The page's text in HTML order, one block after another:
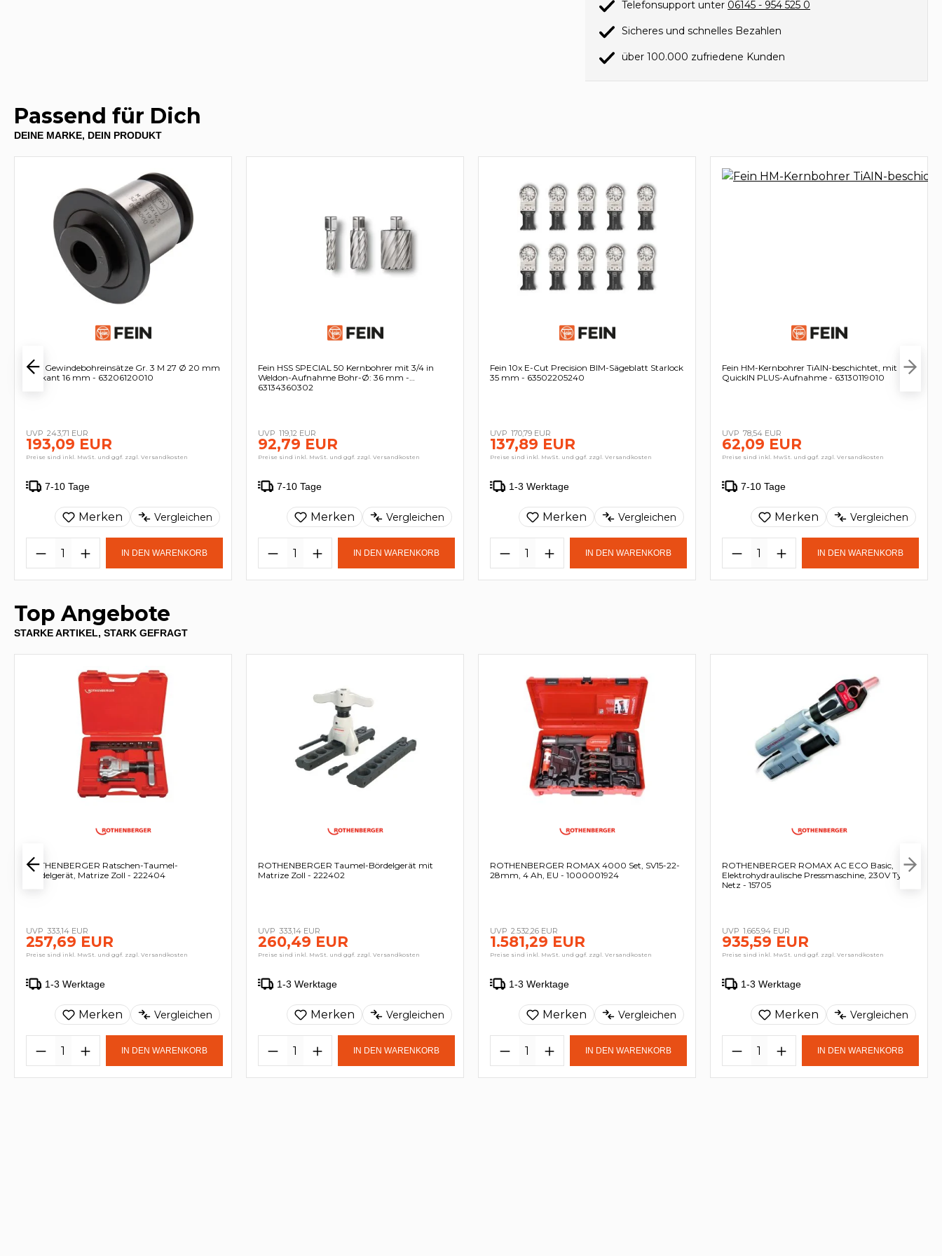
Telefonsupport unter 06145 - 954 525 0
Sicheres und schnelles Bezahlen
über 100.000 zufriedene Kunden
Passend für Dich
DEINE MARKE, DEIN PRODUKT
Fein Gewindebohreinsätze Gr. 3 M 27 Ø 20 mm
Vierkant 16 mm - 63206120010
243,71 EUR
193,09 EUR
Preise sind inkl. MwSt. und ggf. zzgl. Versandkosten
7-10 Tage
Merken Vergleichen
IN DEN WARENKORB
Fein HSS SPECIAL 50 Kernbohrer mit 3/4 in
Weldon-Aufnahme Bohr-Ø: 36 mm -
63134360302
119,12 EUR
92,79 EUR
Preise sind inkl. MwSt. und ggf. zzgl. Versandkosten
7-10 Tage
Merken Vergleichen
IN DEN WARENKORB
Fein 10x E-Cut Precision BIM-Sägeblatt Starlock
35 mm - 63502205240
170,79 EUR
137,89 EUR
Preise sind inkl. MwSt. und ggf. zzgl. Versandkosten
1-3 Werktage
Merken Vergleichen
IN DEN WARENKORB
Fein HM-Kernbohrer TiAIN-beschichtet, mit
QuickIN PLUS-Aufnahme - 63130119010
78,54 EUR
62,09 EUR
Preise sind inkl. MwSt. und ggf. zzgl. Versandkosten
7-10 Tage
Merken Vergleichen
IN DEN WARENKORB
Top Angebote
STARKE ARTIKEL, STARK GEFRAGT
ROTHENBERGER Ratschen-Taumel-
Bördelgerät, Matrize Zoll - 222404
333,14 EUR
257,69 EUR
Preise sind inkl. MwSt. und ggf. zzgl. Versandkosten
1-3 Werktage
Merken Vergleichen
IN DEN WARENKORB
ROTHENBERGER Taumel-Bördelgerät mit
Matrize Zoll - 222402
333,14 EUR
260,49 EUR
Preise sind inkl. MwSt. und ggf. zzgl. Versandkosten
1-3 Werktage
Merken Vergleichen
IN DEN WARENKORB
ROTHENBERGER ROMAX 4000 Set, SV15-22-
28mm, 4 Ah, EU - 1000001924
2.532,26 EUR
1.581,29 EUR
Preise sind inkl. MwSt. und ggf. zzgl. Versandkosten
1-3 Werktage
Merken Vergleichen
IN DEN WARENKORB
ROTHENBERGER ROMAX AC ECO Basic,
Elektrohydraulische Pressmaschine, 230V Typ C
Netz - 15705
1.665,94 EUR
935,59 EUR
Preise sind inkl. MwSt. und ggf. zzgl. Versandkosten
1-3 Werktage
Merken Vergleichen
IN DEN WARENKORB